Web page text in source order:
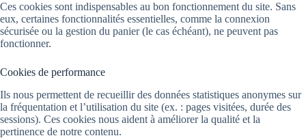
Ces cookies sont indispensables au bon fonctionnement du site. Sans
eux, certaines fonctionnalités essentielles, comme la connexion
sécurisée ou la gestion du panier (le cas échéant), ne peuvent pas
fonctionner.
Cookies de performance
Ils nous permettent de recueillir des données statistiques anonymes sur
la fréquentation et l’utilisation du site (ex. : pages visitées, durée des
sessions). Ces cookies nous aident à améliorer la qualité et la
pertinence de notre contenu.